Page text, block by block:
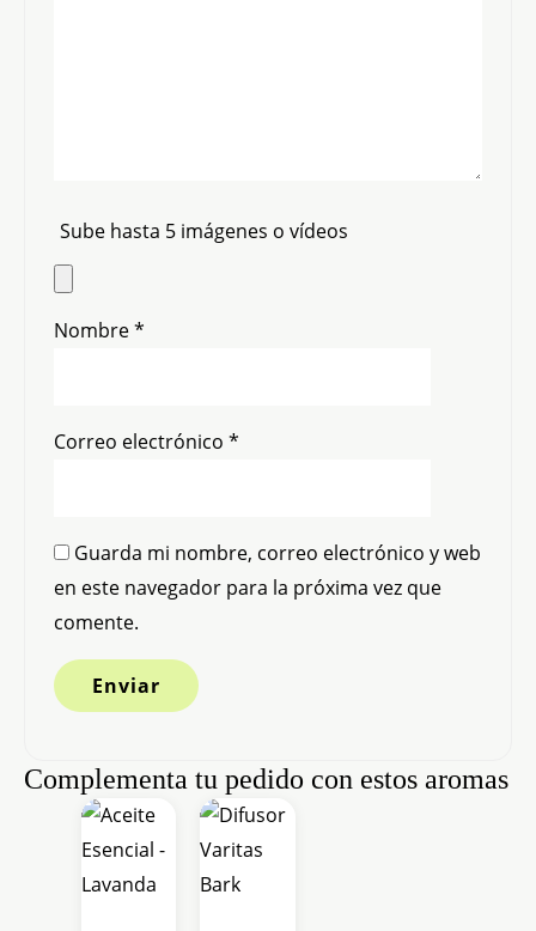
Sube hasta 5 imágenes o vídeos
Nombre*
Correo electrónico *
Guarda mi nombre, correo electrónico y web
en este navegador para la próxima vez que
comente.
Complementa tu pedido con estos aromas
Este
producto
tiene